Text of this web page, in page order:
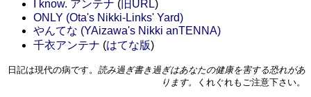
I know. アンテナ ( 旧URL)
ONLY (Ota's Nikki-Links' Yard)
やんてな (YAizawa's Nikki anTENNA)
千衣アンテナ (はてな版)
日記は現代の病です。 読み過ぎ書き過ぎはあなたの健康を害する恐れがあ
ります。
くれぐれもご注意下さい。